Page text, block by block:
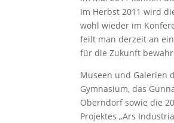
Im Herbst 2011 wird
wohl wieder im
feilt man derzeit an
für die Zukunft
Museen und Galerien
Gymnasium, das
Oberndorf sowie die
Projektes „Ars